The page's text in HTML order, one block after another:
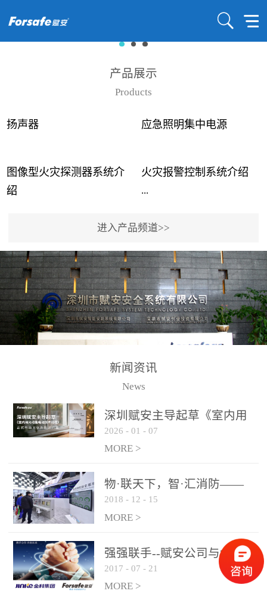
产品展示
Products
扬声器 应急照明集中电源
图像型火灾探测器系统介
绍
...
事故频发，传统的火灾探
测方法已无法满足要求。
尤其是目前众多的大型影
剧院、会议展览中心、体
育馆、大型仓库和隧道空
间等，其建筑结构特殊、
火灾隐患多。一旦发生火
传统的火灾关测器无法被
及时缺发，不能及早发现
和有效扑救火火，这不仅
力和闲难，同时也将造成
巨大的经济损失和社会影
响，基至还会造成人员伤
亡。图像型火灾探测器正
是针对这种高大空间建筑
物的消防设施、设备通过
现场图像的实时获取、预
处理和特征提取分析，实
火灾报警控制系统介绍
...
用了具有仲裁机制和冗余
校验的总线传输技术、线
路状态检测与保护技术、
后向光电感烟探测技术、
高可靠的系统抗干扰技术
等多项专利技术和专有技
警领域三十多年技术积累
和工程实践的结晶。
进入产品频道>>
新闻资讯
News
深圳赋安主导起草《室内用
光动能电池技术规程》 正式
布局光伏新能源产业
2026 - 01 - 07
MORE >
物·联天下，智·汇消防——
赋安F&S 2018上海消防展圆
满落幕
2018 - 12 - 15
MORE >
强强联手--赋安公司与金科
集团达成战略合作协议
2017 - 07 - 21
MORE >